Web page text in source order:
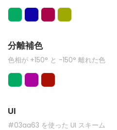
分離補色
色相が +150° と -150° 離れた色
UI
#03aa63 を使った UI スキーム